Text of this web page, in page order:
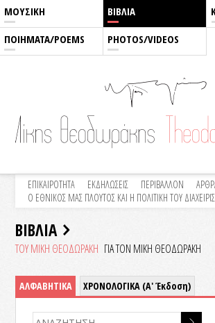
ΜΟΥΣΙΚΗ ΒΙΒΛΙΑ
ΠΟΙΗΜΑΤΑ/POEMS PHOTOS/VIDEOS
ΕΠΙΚΑΙΡΟΤΗΤΑ ΕΚΔΗΛΩΣΕΙΣ ΠΕΡΙΒΑΛΛΟΝ
Ο ΕΘΝΙΚΟΣ ΜΑΣ ΠΛΟΥΤΟΣ ΚΑΙ Η ΠΟΛΙΤΙΚΗ ΤΟΥ
ΒΙΒΛΙΑ
ΤΟΥ ΜΙΚΗ ΘΕΟΔΩΡΑΚΗ ΓΙΑ ΤΟΝ ΜΙΚΗ ΘΕΟΔΩΡΑΚΗ
ΑΛΦΑΒΗΤΙΚΑ ΧΡΟΝΟΛΟΓΙΚΑ (Α' Έκδοση)